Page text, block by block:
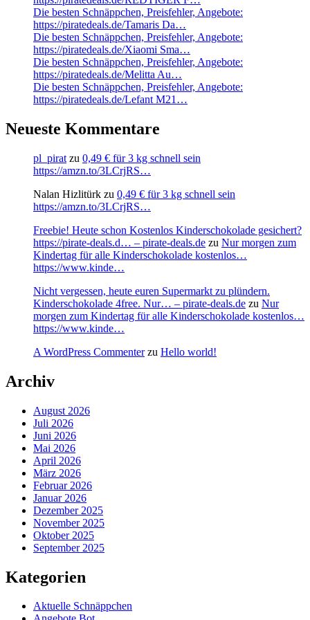
Die besten Schnäppchen, Preisfehler, Angebote:
https://piratedeals.de/Tamaris Da…
Die besten Schnäppchen, Preisfehler, Angebote:
https://piratedeals.de/Xiaomi Sma…
Die besten Schnäppchen, Preisfehler, Angebote:
https://piratedeals.de/Melitta Au…
Die besten Schnäppchen, Preisfehler, Angebote:
https://piratedeals.de/Lefant M21…
Neueste Kommentare
pl_pirat zu 0,49 € für 3 kg schnell sein
https://amzn.to/3LCrjRS…
Nalan Hizlitürk zu 0,49 € für 3 kg schnell sein
https://amzn.to/3LCrjRS…
Freebie! Heute schon Kostenlos Kinderschokolade gesichert?
https://pirate-deals.d… – pirate-deals.de zu Nur morgen zum
Kindertag für alle Kinderschokolade kostenlos…
https://www.kinde…
Nicht vergessen, heute euren Supermarkt zu plündern.
Kinderschokolade 4free. Nur… – pirate-deals.de zu Nur
morgen zum Kindertag für alle Kinderschokolade kostenlos…
https://www.kinde…
A WordPress Commenterzu Hello world!
Archiv
August 2026
Juli 2026
Juni 2026
Mai 2026
April 2026
März 2026
Februar 2026
Januar 2026
Dezember 2025
November 2025
Oktober 2025
September 2025
Kategorien
Aktuelle Schnäppchen